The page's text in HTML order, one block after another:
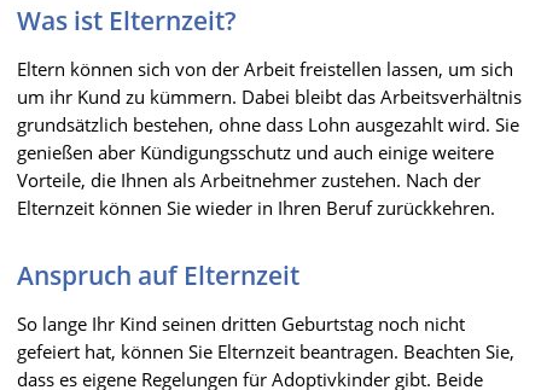
Was ist Elternzeit?
Eltern können sich von der Arbeit freistellen lassen, um sich
um ihr Kund zu kümmern. Dabei bleibt das Arbeitsverhältnis
grundsätzlich bestehen, ohne dass Lohn ausgezahlt wird. Sie
genießen aber Kündigungsschutz und auch einige weitere
Vorteile, die Ihnen als Arbeitnehmer zustehen. Nach der
Elternzeit können Sie wieder in Ihren Beruf zurückkehren.
Anspruch auf Elternzeit
So lange Ihr Kind seinen dritten Geburtstag noch nicht
gefeiert hat, können Sie Elternzeit beantragen. Beachten Sie,
dass es eigene Regelungen für Adoptivkinder gibt. Beide